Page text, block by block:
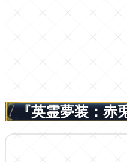
『英霊夢装：赤